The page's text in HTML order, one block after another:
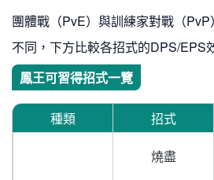
團體戰（PvE）與訓練家對戰（
不同，下方比較各招式的DPS/EPS
鳳王可習得招式一覽
種類 招式
燒盡